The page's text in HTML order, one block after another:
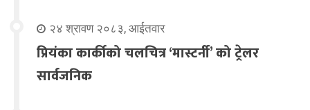
२४ श्रावण २०८३, आईतवार
प्रियंका कार्कीको चलचित्र ‘मास्टर्नी’ को ट्रेलर
सार्वजनिक